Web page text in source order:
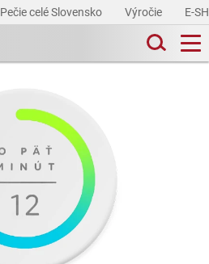
Pečie celé Slovensko Výročie E-